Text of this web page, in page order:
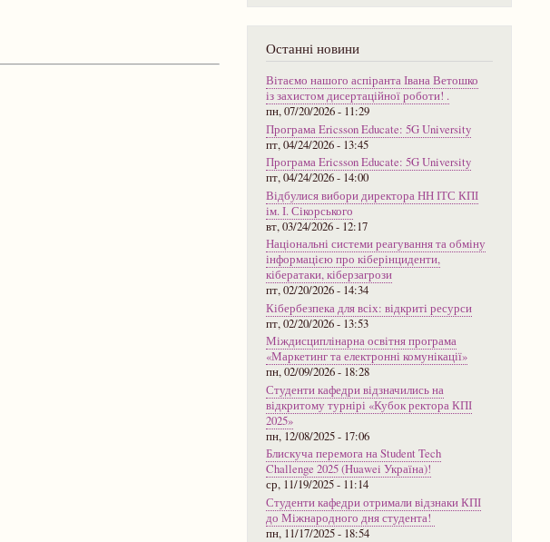
Останні новини
Вітаємо нашого аспіранта Івана Ветошко
із захистом дисертаційної роботи! .
пн, 07/20/2026 - 11:29
Програма Ericsson Educate: 5G University
пт, 04/24/2026 - 13:45
Програма Ericsson Educate: 5G University
пт, 04/24/2026 - 14:00
Відбулися вибори директора НН ІТС КПІ
ім. І. Сікорського
вт, 03/24/2026 - 12:17
Національні системи реагування та обміну
інформацією про кіберінциденти,
кібератаки, кіберзагрози
пт, 02/20/2026 - 14:34
Кібербезпека для всіх: відкриті ресурси
пт, 02/20/2026 - 13:53
Міждисциплінарна освітня програма
«Маркетинг та електронні комунікації»
пн, 02/09/2026 - 18:28
Студенти кафедри відзначились на
відкритому турнірі «Кубок ректора КПІ
2025»
пн, 12/08/2025 - 17:06
Блискуча перемога на Student Tech
Challenge 2025 (Huawei Україна)!
ср, 11/19/2025 - 11:14
Студенти кафедри отримали відзнаки КПІ
до Міжнародного дня студента!
пн, 11/17/2025 - 18:54